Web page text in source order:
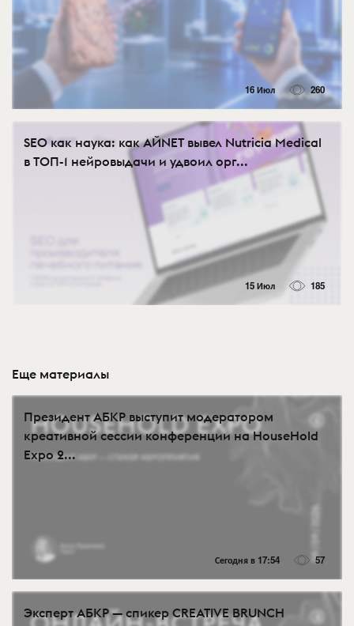
16 Июл 260
SEO как наука: как АЙNET вывел Nutricia Medical
в ТОП-1 нейровыдачи и удвоил орг...
15 Июл 185
Еще материалы
Президент АБКР выступит модератором
креативной сессии конференции на HouseHold
Expo 2...
Сегодня в 17:54 57
Эксперт АБКР — спикер CREATIVE BRUNCH